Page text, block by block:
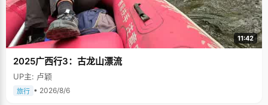
11:42
2025广西行3：古龙山漂流
UP主: 卢颖
旅行 • 2026/8/6